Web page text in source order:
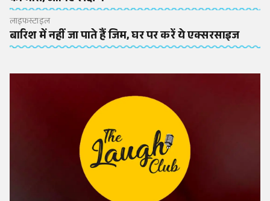
लाइफस्टाइल
बारिश में नहीं जा पाते हैं जिम, घर पर करें ये एक्सरसाइज